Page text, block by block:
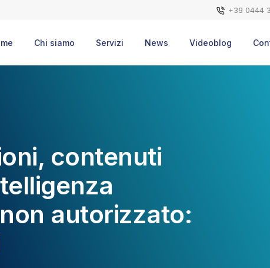
+39 0444
Chi siamo Servizi News Videoblog
contenuti
autorizzato: